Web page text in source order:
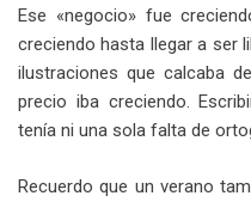
Ese «negocio» fue
creciendo hasta llegar a ser
ilustraciones que calcaba
precio iba creciendo.
tenía ni una sola falta de
Recuerdo que un verano